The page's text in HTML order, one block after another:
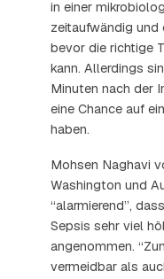
in einer
zeitaufwändig und
bevor die richtige
kann. Allerdings
Minuten nach der
eine Chance auf
haben.
Mohsen Naghavi
Washington und
“alarmierend”,
Sepsis sehr viel
angenommen.
vermeidbar als